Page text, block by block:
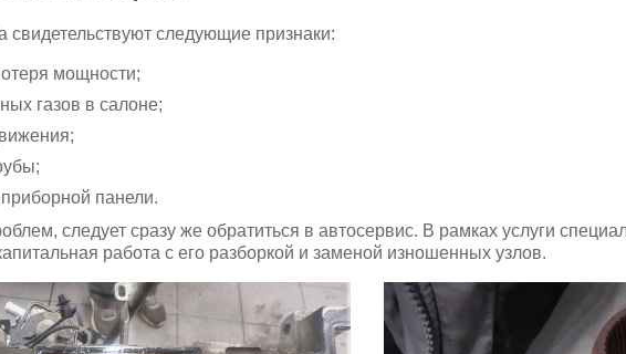
свидетельствуют следующие признаки:
мощности;
газов в салоне;
панели.
следует сразу же обратиться в автосервис. В рамках услуги
работа с его разборкой и заменой изношенных узлов.